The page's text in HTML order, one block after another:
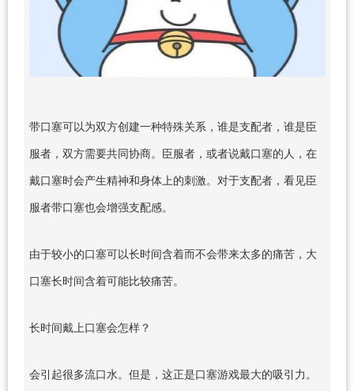
带口塞可以为双方创建一种特殊关系，谁是支配者，谁是臣
服者，双方需要共同协商。臣服者，或者说戴口塞的人，在
戴口塞时会产生精神和身体上的刺激。对于支配者，看见臣
服者带口塞也会增强支配感。
由于较小的口塞可以长时间含着而不会带来太多的痛苦，大
口塞长时间含着可能比较痛苦。
长时间戴上口塞会怎样？
会引起很多流口水。但是，这正是口塞游戏最大的吸引力。